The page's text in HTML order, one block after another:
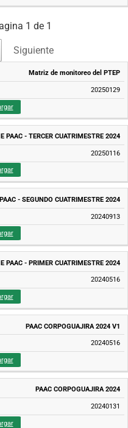
1 de 1
Siguiente
Matriz de monitoreo del PTEP
20250129
PAAC - TERCER CUATRIMESTRE 2024
20250116
- SEGUNDO CUATRIMESTRE 2024
20240913
PAAC - PRIMER CUATRIMESTRE 2024
20240516
PAAC CORPOGUAJIRA 2024 V1
20240516
PAAC CORPOGUAJIRA 2024
20240131